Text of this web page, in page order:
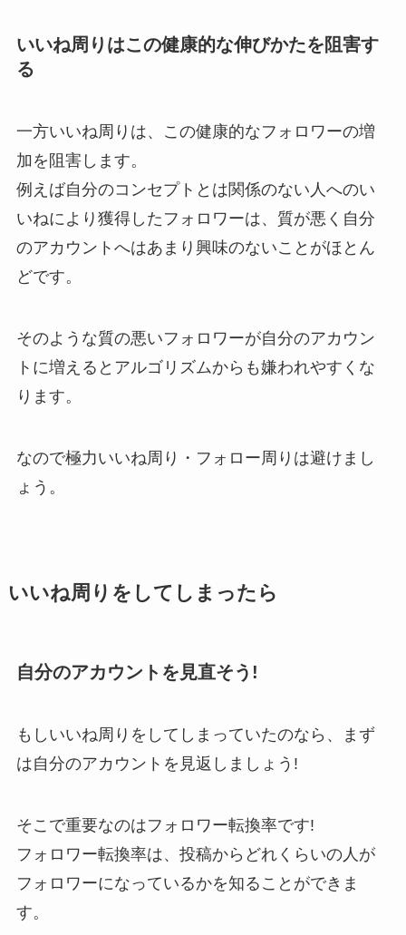
いいね周りはこの健康的な伸びかたを阻害す
る
一方いいね周りは、この健康的なフォロワーの増
加を阻害します。
例えば自分のコンセプトとは関係のない人へのい
いねにより獲得したフォロワーは、質が悪く自分
のアカウントへはあまり興味のないことがほとん
どです。
そのような質の悪いフォロワーが自分のアカウン
トに増えるとアルゴリズムからも嫌われやすくな
ります。
なので極力いいね周り・フォロー周りは避けまし
ょう。
いいね周りをしてしまったら
自分のアカウントを見直そう!
もしいいね周りをしてしまっていたのなら、まず
は自分のアカウントを見返しましょう!
そこで重要なのはフォロワー転換率です!
フォロワー転換率は、投稿からどれくらいの人が
フォロワーになっているかを知ることができま
す。